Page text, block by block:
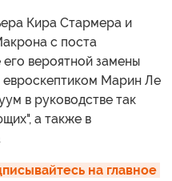
Кира Стармера и
с поста
вероятной замены
евроскептиком Марин Ле
в руководстве так
а также в
на главное